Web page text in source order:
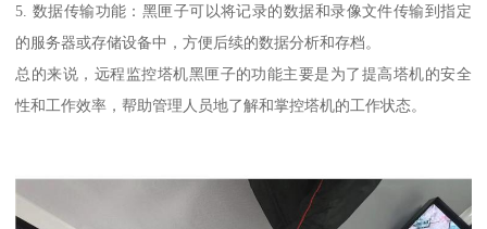
5. 数据传输功能：黑匣子可以将记录的数据和录像文件传输到指定
的服务器或存储设备中，方便后续的数据分析和存档。
总的来说，远程监控塔机黑匣子的功能主要是为了提高塔机的安全
性和工作效率，帮助管理人员地了解和掌控塔机的工作状态。